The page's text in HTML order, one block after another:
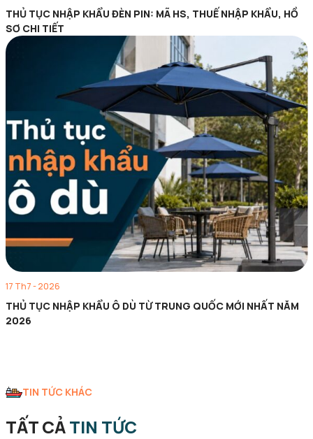
THỦ TỤC NHẬP KHẨU ĐÈN PIN: MÃ HS, THUẾ NHẬP KHẨU, HỒ
SƠ CHI TIẾT
17 Th7 - 2026
THỦ TỤC NHẬP KHẨU Ô DÙ TỪ TRUNG QUỐC MỚI NHẤT NĂM
2026
TIN TỨC KHÁC
TẤT CẢTIN TỨC